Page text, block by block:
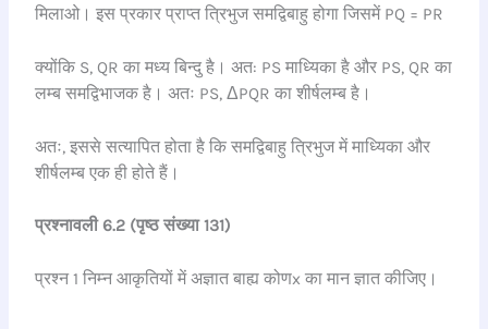
मिलाओ। इस प्रकार प्राप्त त्रिभुज समद्विबाहु होगा जिसमें PQ = PR
क्योंकि S, QR का मध्य बिन्दु है। अत: PS माध्यिका है और PS, QR का
लम्ब समद्विभाजक है। अतः PS, ΔPQR का शीर्षलम्ब है।
अतः, इससे सत्यापित होता है कि समद्विबाहु त्रिभुज में माध्यिका और
शीर्षलम्ब एक ही होते हैं।
प्रश्नावली 6.2 (पृष्ठ संख्या 131)
प्रश्न 1 निम्न आकृतियों में अज्ञात बाह्य कोणx का मान ज्ञात कीजिए।